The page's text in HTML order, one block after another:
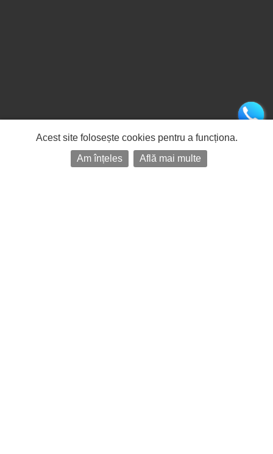
Acest site folosește cookies pentru a funcționa.
Am înțeles
Află mai multe